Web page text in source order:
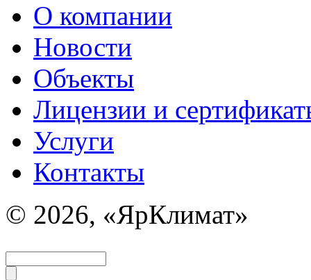
О компании
Новости
Объекты
Лицензии и
Услуги
Контакты
© 2026, «ЯрКлимат»